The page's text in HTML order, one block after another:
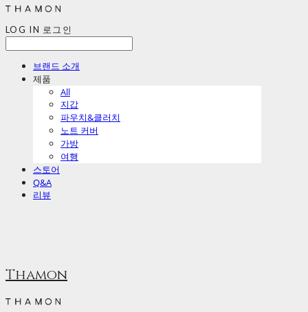
LOG IN 로그인
브랜드 소개
제품
All
지갑
파우치&클러치
노트 커버
가방
여행
스토어
Q&A
리뷰
Thamon